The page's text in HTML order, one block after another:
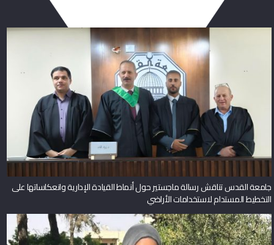
جامعة القدس تناقش رسالة ماجستير حول أنماط القيادة الإدارية وانعكاساتها على
التخطيط المستدام لاستخدامات الأراضي